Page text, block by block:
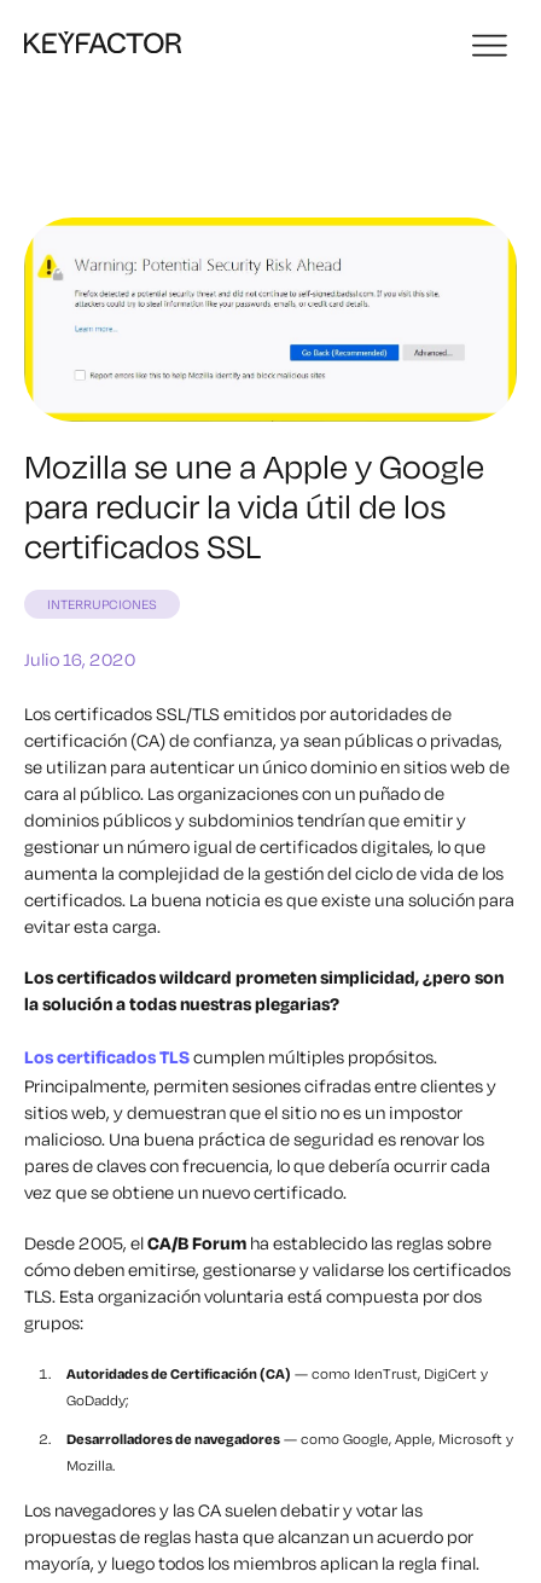
Mozilla se une a Apple y Google
para reducir la vida útil de los
certificados SSL
INTERRUPCIONES
Julio 16, 2020
Los certificados SSL/TLS emitidos por autoridades de
certificación (CA) de confianza, ya sean públicas o privadas,
se utilizan para autenticar un único dominio en sitios web de
cara al público. Las organizaciones con un puñado de
dominios públicos y subdominios tendrían que emitir y
gestionar un número igual de certificados digitales, lo que
aumenta la complejidad de la gestión del ciclo de vida de los
certificados. La buena noticia es que existe una solución para
evitar esta carga.
Los certificados wildcard prometen simplicidad, ¿pero son
la solución a todas nuestras plegarias?
Los certificados TLScumplen múltiples propósitos.
Principalmente, permiten sesiones cifradas entre clientes y
sitios web, y demuestran que el sitio no es un impostor
malicioso. Una buena práctica de seguridad es renovar los
pares de claves con frecuencia, lo que debería ocurrir cada
vez que se obtiene un nuevo certificado.
Desde 2005, elCA/B Forum ha establecido las reglas sobre
cómo deben emitirse, gestionarse y validarse los certificados
TLS. Esta organización voluntaria está compuesta por dos
grupos:
Autoridades de Certificación (CA) — como IdenTrust, DigiCert y
GoDaddy;
Desarrolladores de navegadores — como Google, Apple, Microsoft y
Mozilla.
Los navegadores y las CA suelen debatir y votar las
propuestas de reglas hasta que alcanzan un acuerdo por
mayoría, y luego todos los miembros aplican la regla final.